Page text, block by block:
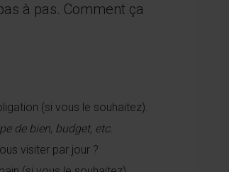
à pas. Comment ça
(si vous le souhaitez).
de bien, budget, etc.
visiter par jour ?